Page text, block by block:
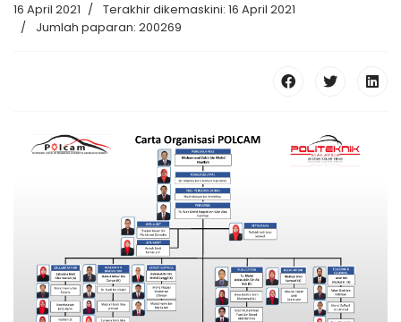
16 April 2021
Terakhir dikemaskini: 16 April 2021
Jumlah paparan: 200269